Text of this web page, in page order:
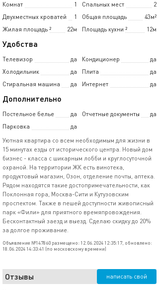
Комнат 1 Спальных мест
2
Двухместных кроватей
1 Общая площадь
43м²
Жилая площадь
22м
² Площадь кухни 12м
²
Удобства
Телевизор да Кондиционер
да
Холодильник
да Плита
да
Стиральная машина
да Интернет да
Дополнительно
Постельное белье да Отчетные документы
да
Парковка
да
Уютная квартира со всем необходимым для жизни в
15 минутах езды от исторического центра. Новый дом
бизнес - класса с шикарным лобби и круглосуточной
охраной. На территории ЖК есть винотека,
продуктовый магазин, Озон, отделение почты, аптека.
Рядом находятся такие достопримечательности, как
Поклонная гора, Москва-Сити и Кутузовским
проспектом. Также в пешей доступности живописный
парк «Фили» для приятного времяпровождения.
Бесконтактный заезд и выезд. Сделаю скидку до 20%
за долгое проживание.
Объявление №147860 размещено: 12.06.2024 12:35:17, обновлено:
18.06.2024 14:33:41 (по московскому времени)
Отзывы написать свой